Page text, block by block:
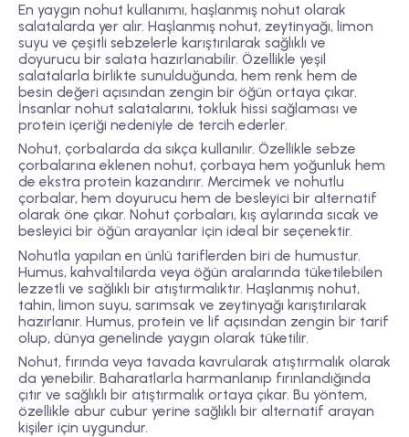
En yaygın nohut kullanımı, haşlanmış nohut olarak
salatalarda yer alır. Haşlanmış nohut, zeytinyağı, limon
suyu ve çeşitli sebzelerle karıştırılarak sağlıklı ve
doyurucu bir salata hazırlanabilir. Özellikle yeşil
salatalarla birlikte sunulduğunda, hem renk hem de
besin değeri açısından zengin bir öğün ortaya çıkar.
İnsanlar nohut salatalarını, tokluk hissi sağlaması ve
protein içeriği nedeniyle de tercih ederler.
Nohut, çorbalarda da sıkça kullanılır. Özellikle sebze
çorbalarına eklenen nohut, çorbaya hem yoğunluk hem
de ekstra protein kazandırır. Mercimek ve nohutlu
çorbalar, hem doyurucu hem de besleyici bir alternatif
olarak öne çıkar. Nohut çorbaları, kış aylarında sıcak ve
besleyici bir öğün arayanlar için ideal bir seçenektir.
Nohutla yapılan en ünlü tariflerden biri de humustur.
Humus, kahvaltılarda veya öğün aralarında tüketilebilen
lezzetli ve sağlıklı bir atıştırmalıktır. Haşlanmış nohut,
tahin, limon suyu, sarımsak ve zeytinyağı karıştırılarak
hazırlanır. Humus, protein ve lif açısından zengin bir tarif
olup, dünya genelinde yaygın olarak tüketilir.
Nohut, fırında veya tavada kavrularak atıştırmalık olarak
da yenebilir. Baharatlarla harmanlanıp fırınlandığında
çıtır ve sağlıklı bir atıştırmalık ortaya çıkar. Bu yöntem,
özellikle abur cubur yerine sağlıklı bir alternatif arayan
kişiler için uygundur.